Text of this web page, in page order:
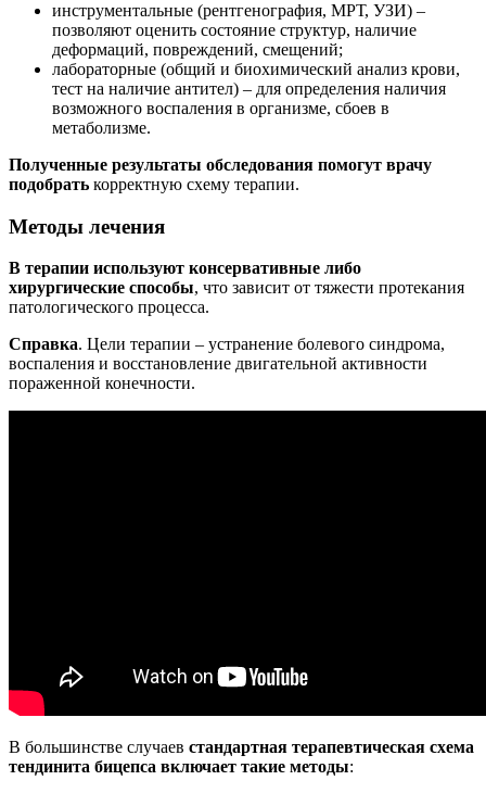
инструментальные (рентгенография, МРТ, УЗИ) –
позволяют оценить состояние структур, наличие
деформаций, повреждений, смещений;
лабораторные (общий и биохимический анализ крови,
тест на наличие антител) – для определения наличия
возможного воспаления в организме, сбоев в
метаболизме.
Полученные результаты обследования помогут врачу
подобрать корректную схему терапии.
Методы лечения
В терапии используют консервативные либо
хирургические способы, что зависит от тяжести протекания
патологического процесса.
Справка. Цели терапии – устранение болевого синдрома,
воспаления и восстановление двигательной активности
пораженной конечности.
В большинстве случаев стандартная терапевтическая схема
тендинита бицепса включает такие методы: